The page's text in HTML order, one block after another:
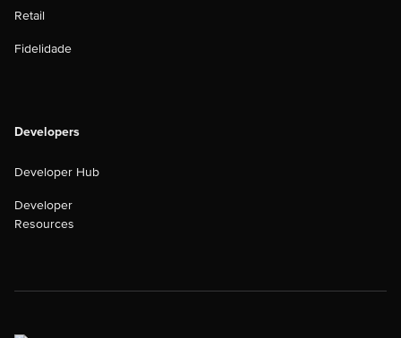
Retail
Fidelidade
Developers
Developer Hub
Developer
Resources